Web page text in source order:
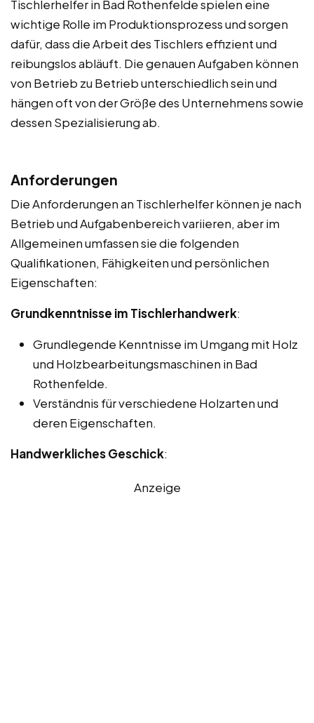
Tischlerhelfer in Bad Rothenfelde spielen eine
wichtige Rolle im Produktionsprozess und sorgen
dafür, dass die Arbeit des Tischlers effizient und
reibungslos abläuft. Die genauen Aufgaben können
von Betrieb zu Betrieb unterschiedlich sein und
hängen oft von der Größe des Unternehmens sowie
dessen Spezialisierung ab.
Anforderungen
Die Anforderungen an Tischlerhelfer können je nach
Betrieb und Aufgabenbereich variieren, aber im
Allgemeinen umfassen sie die folgenden
Qualifikationen, Fähigkeiten und persönlichen
Eigenschaften:
Grundkenntnisse im Tischlerhandwerk:
Grundlegende Kenntnisse im Umgang mit Holz
und Holzbearbeitungsmaschinen in Bad
Rothenfelde.
Verständnis für verschiedene Holzarten und
deren Eigenschaften.
Handwerkliches Geschick:
Anzeige